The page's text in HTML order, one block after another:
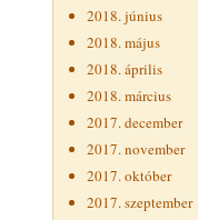
2018. június
2018. május
2018. április
2018. március
2017. december
2017. november
2017. október
2017. szeptember